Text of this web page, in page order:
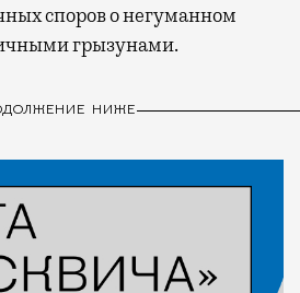
споров о негуманном
грызунами.
НИЖЕ